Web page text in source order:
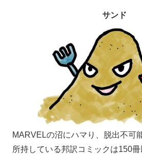
サンド
MARVELの沼にハマり、脱出不可
所持している邦訳コミックは150冊